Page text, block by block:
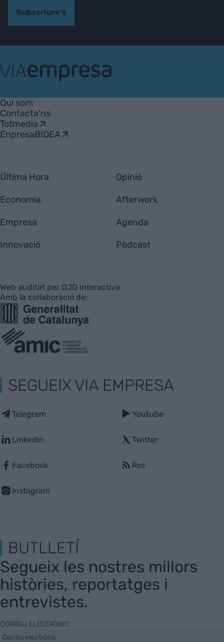
Subscriure's
Empresa
Qui som
Contacta'ns
Totmedia
EnpresaBIDEA
Última Hora
Economia
Empresa
Innovació
Opinió
Afterwork
Agenda
Pòdcast
Web auditat per OJD interactiva
Amb la col·laboració de:
SEGUEIX VIA EMPRESA
Telegram
Linkedin
Facebook
Instagram
Youtube
Twitter
Rss
BUTLLETÍ
Segueix les nostres millors
històries, reportatges i
entrevistes.
CORREU ELECTRÒNIC